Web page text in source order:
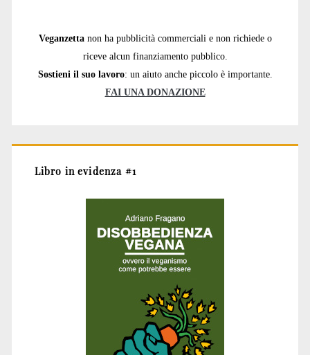
Veganzetta non ha pubblicità commerciali e non richiede o
riceve alcun finanziamento pubblico.
Sostieni il suo lavoro: un aiuto anche piccolo è importante.
FAI UNA DONAZIONE
Libro in evidenza #1